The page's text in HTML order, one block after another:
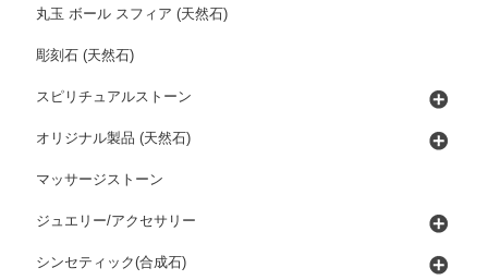
丸玉 ボール スフィア (天然石)
彫刻石 (天然石)
スピリチュアルストーン
オリジナル製品 (天然石)
マッサージストーン
ジュエリー/アクセサリー
シンセティック(合成石)